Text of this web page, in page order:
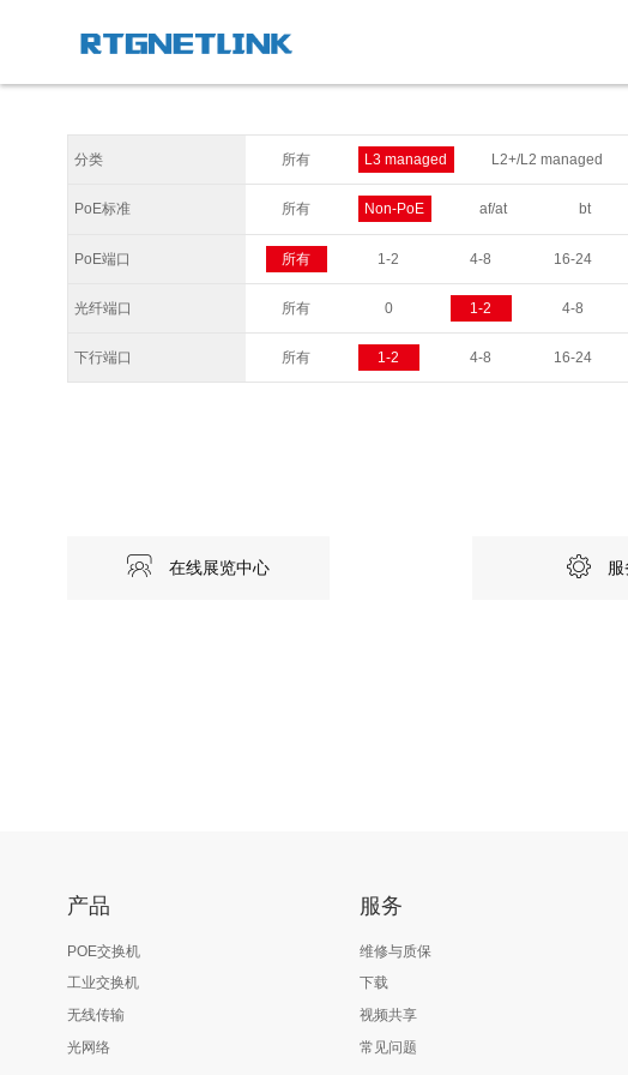
分类 所有 L3 managed L2+/L2 managed
PoE标准 所有 Non-PoE af/at bt
PoE端口 所有 1-2 4-8 16-24
光纤端口 所有 0 1-2 4-8
下行端口 所有 1-2 4-8 16-24
在线展览中心 服
产品
POE交换机
工业交换机
无线传输
光网络
服务
维修与质保
下载
视频共享
常见问题